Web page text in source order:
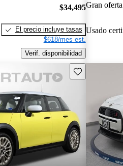
$34,495
El precio incluye tasas
$618/mes est.
Verif. disponibilidad
Gran oferta
Usado
Guarda este